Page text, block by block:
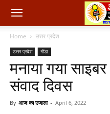
Home उत्तर प्रदेश
उत्तर प्रदेश गोंडा
मनाया गया
संवाद दिवस
By आज का उजाला - April 6, 2022